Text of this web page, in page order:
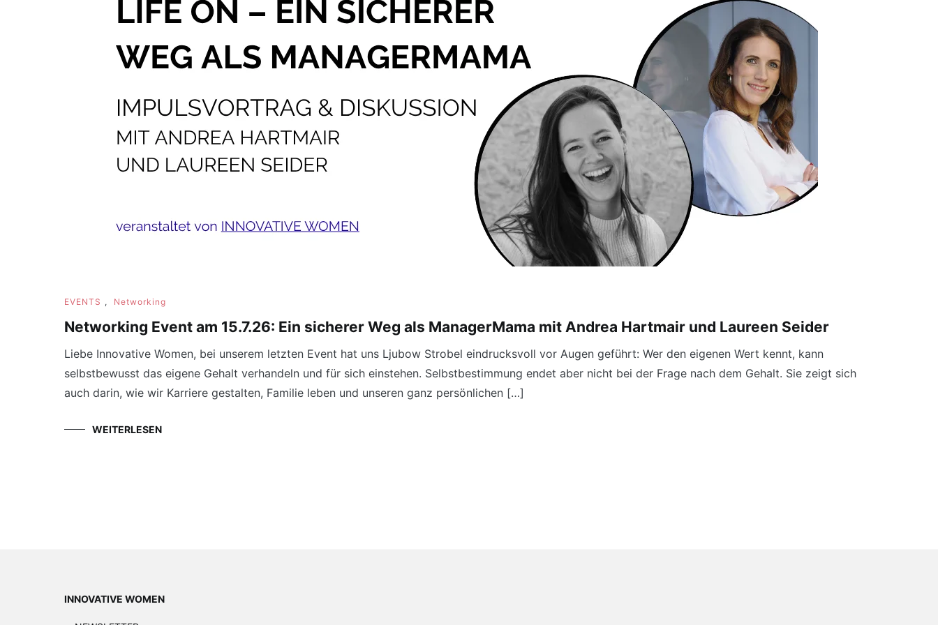
EVENTS , Networking
Networking Event am 15.7.26: Ein sicherer Weg als ManagerMama mit Andrea Hartmair und Laureen Seider
Liebe Innovative Women, bei unserem letzten Event hat uns Ljubow Strobel eindrucksvoll vor Augen geführt: Wer den eigenen Wert kennt, kann
selbstbewusst das eigene Gehalt verhandeln und für sich einstehen. Selbstbestimmung endet aber nicht bei der Frage nach dem Gehalt. Sie zeigt sich
auch darin, wie wir Karriere gestalten, Familie leben und unseren ganz persönlichen […]
WEITERLESEN
INNOVATIVE WOMEN